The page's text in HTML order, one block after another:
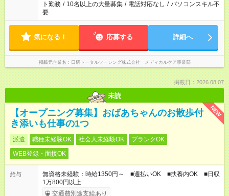
ト勤務 / 10名以上の大量募集 / 電話対応なし / パソコンスキル不
要
気になる！ 応募する 詳細へ
掲載元企業名 日研トータルソーシング株式会社 メディカルケア事業部
掲載日：2026.08.07
未読
NEW
【オープニング募集】おばあちゃんのお散歩付
き添いも仕事の1つ
派遣 職種未経験OK 社会人未経験OK
ブランクOK
WEB登録・面接OK
給与
無資格未経験：時給1350円～ ■週払いOK ■扶養内OK ■日収
1万800円以上
交通費別途支給あり